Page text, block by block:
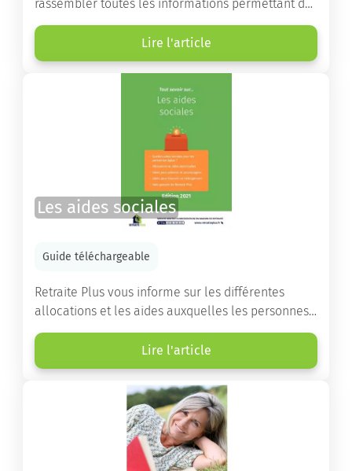
rassembler toutes les informations permettant de
choisir la résidence services seniors adaptée.
Lire l'article
Les aides sociales
Guide téléchargeable
Retraite Plus vous informe sur les différentes
allocations et les aides auxquelles les personnes
âgées ont droit pour financer un séjour en maison
de retraite ou un maintien à domicile.
Lire l'article